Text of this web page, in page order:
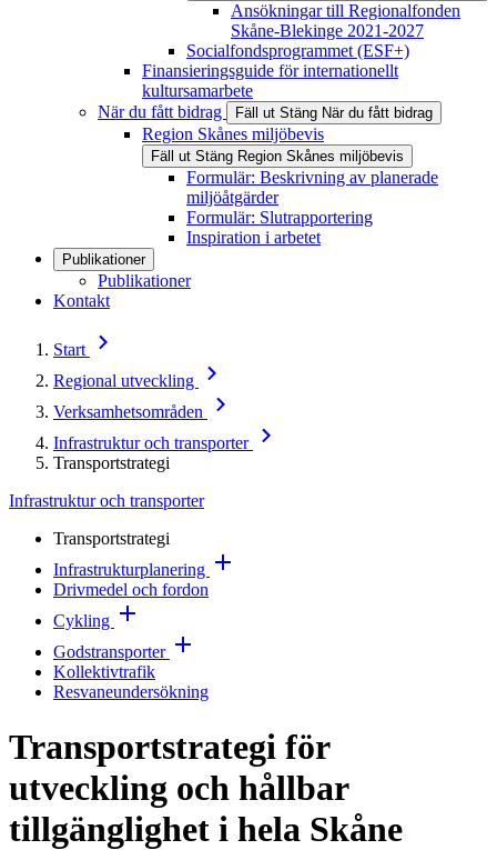
Ansökningar till Regionalfonden
Skåne-Blekinge 2021-2027
Socialfondsprogrammet (ESF+)
Finansieringsguide för internationellt
kultursamarbete
När du fått bidrag
Fäll ut Stäng När du fått bidrag
Region Skånes miljöbevis
Fäll ut Stäng Region Skånes miljöbevis
Formulär: Beskrivning av planerade
miljöåtgärder
Formulär: Slutrapportering
Inspiration i arbetet
Publikationer
Publikationer
Kontakt
Start
Regional utveckling
Verksamhetsområden
Infrastruktur och transporter
Transportstrategi
Infrastruktur och transporter
Transportstrategi
Infrastrukturplanering
Drivmedel och fordon
Cykling
Godstransporter
Kollektivtrafik
Resvaneundersökning
Transportstrategi för
utveckling och hållbar
tillgänglighet i hela Skåne